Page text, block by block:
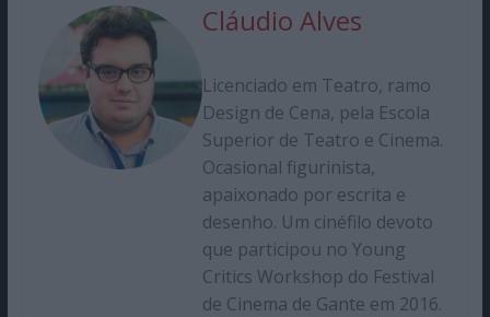
Cláudio Alves
Licenciado em Teatro, ramo
Design de Cena, pela Escola
Superior de Teatro e Cinema.
Ocasional figurinista,
apaixonado por escrita e
desenho. Um cinéfilo devoto
que participou no Young
Critics Workshop do Festival
de Cinema de Gante em 2016.